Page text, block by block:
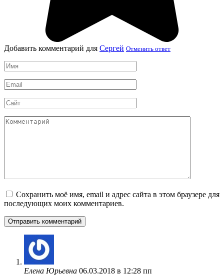
Добавить комментарий для Сергей Отменить ответ
Имя
*
Email
*
Сайт
Комментарий
Сохранить моё имя, email и адрес сайта в этом браузере для
последующих моих комментариев.
Елена Юрьевна 06.03.2018 в 12:28 пп